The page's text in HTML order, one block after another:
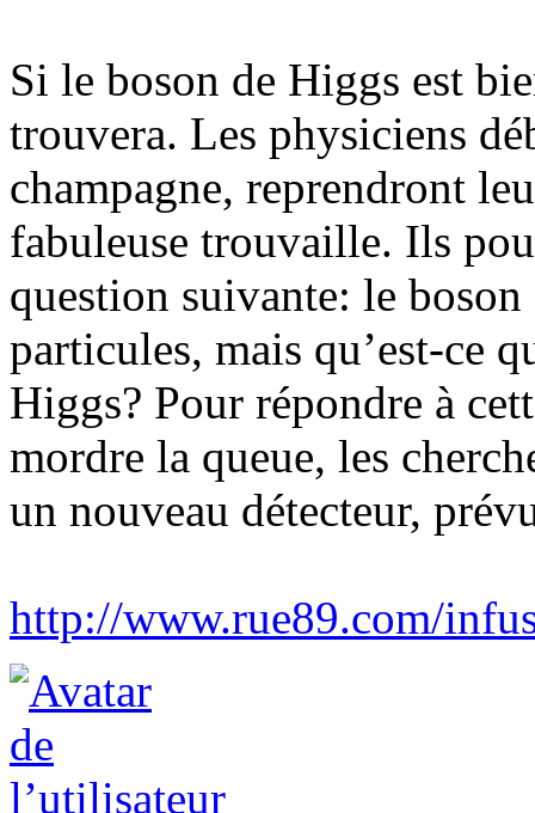
Si le boson de Higgs est
trouvera. Les physiciens
champagne, reprendront
fabuleuse trouvaille. Ils
question suivante: le
particules, mais qu’est-ce
Higgs? Pour répondre à
mordre la queue, les
un nouveau détecteur,
http://www.rue89.com/